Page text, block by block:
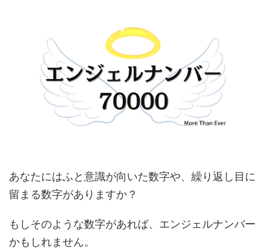
あなたにはふと意識が向いた数字や、繰り返し目に
留まる数字がありますか？
もしそのような数字があれば、エンジェルナンバー
かもしれません。